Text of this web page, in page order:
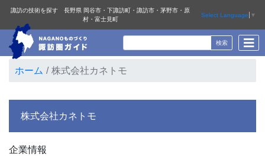
諏訪の技術を探す 長野県 岡谷市・下諏訪町・諏訪市・茅野市・原
村・富士見町
Select Language ▼
ホーム 株式会社カネトモ
株式会社カネトモ
企業情報